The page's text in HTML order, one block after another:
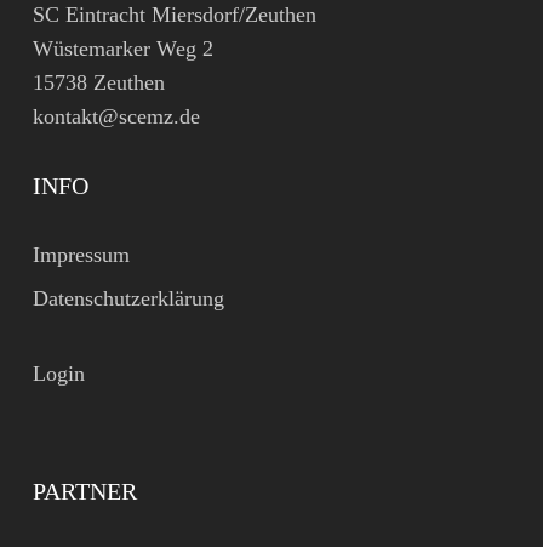
SC Eintracht Miersdorf/Zeuthen
Wüstemarker Weg 2
15738 Zeuthen
kontakt@scemz.de
INFO
Impressum
Datenschutzerklärung
Login
PARTNER